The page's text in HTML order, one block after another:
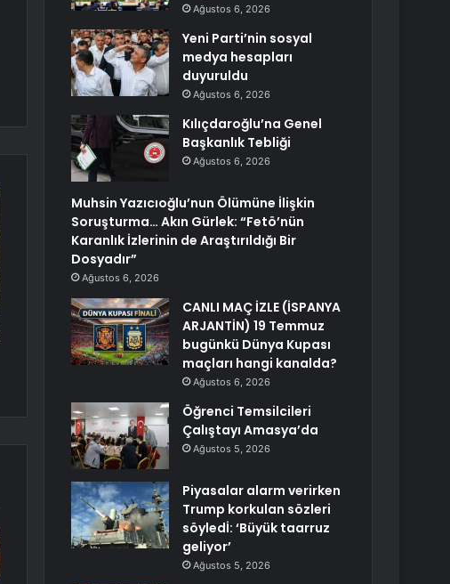
Ağustos 6, 2026
Yeni Parti’nin sosyal
medya hesapları
duyuruldu
Ağustos 6, 2026
Kılıçdaroğlu’na Genel
Başkanlık Tebliği
Ağustos 6, 2026
Muhsin Yazıcıoğlu’nun Ölümüne İlişkin
Soruşturma… Akın Gürlek: “Fetö’nün
Karanlık İzlerinin de Araştırıldığı Bir
Dosyadır”
Ağustos 6, 2026
CANLI MAÇ İZLE (İSPANYA
ARJANTİN) 19 Temmuz
bugünkü Dünya Kupası
maçları hangi kanalda?
Ağustos 6, 2026
Öğrenci Temsilcileri
Çalıştayı Amasya’da
Ağustos 5, 2026
Piyasalar alarm verirken
Trump korkulan sözleri
söyledİ: ‘Büyük taarruz
geliyor’
Ağustos 5, 2026